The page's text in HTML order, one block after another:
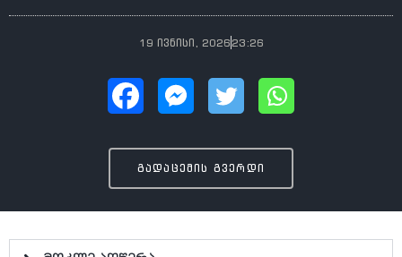
19 ივნისი, 202623:26
გადაცემის გვერდი